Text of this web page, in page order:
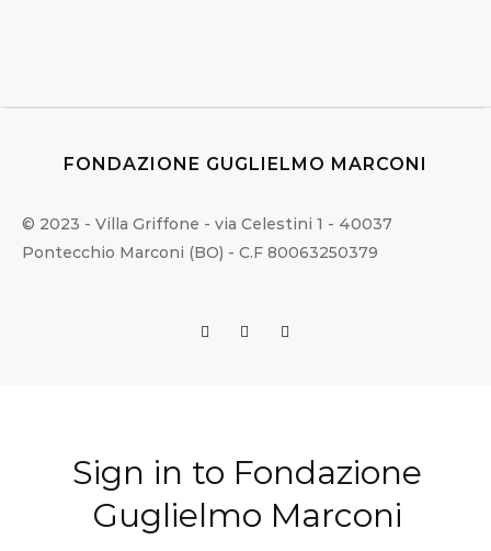
FONDAZIONE GUGLIELMO MARCONI
© 2023 - Villa Griffone - via Celestini 1 - 40037
Pontecchio Marconi (BO) - C.F 80063250379
Sign in to Fondazione
Guglielmo Marconi